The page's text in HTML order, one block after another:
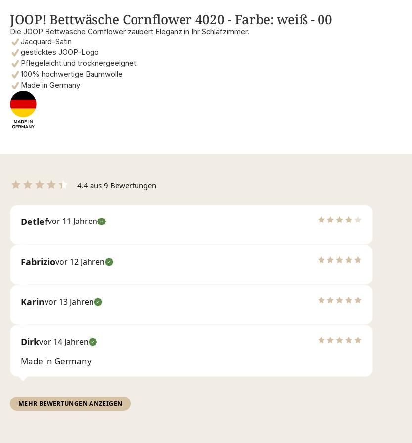
JOOP! Bettwäsche Cornflower 4020 - Farbe: weiß - 00
Die JOOP Bettwäsche Cornflower zaubert Eleganz in Ihr Schlafzimmer.
Jacquard-Satin
gesticktes JOOP-Logo
Pflegeleicht und trocknergeeignet
100% hochwertige Baumwolle
Made in Germany
4.4 aus 9 Bewertungen
Detlefvor 11 Jahren
Fabriziovor 12 Jahren
Karinvor 13 Jahren
Dirkvor 14 Jahren
Made in Germany
MEHR BEWERTUNGEN ANZEIGEN